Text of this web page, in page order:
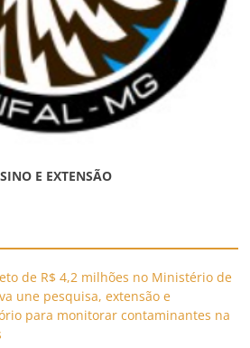
E EXTENSÃO
de R$ 4,2 milhões no Ministério de
une pesquisa, extensão e
para monitorar contaminantes na